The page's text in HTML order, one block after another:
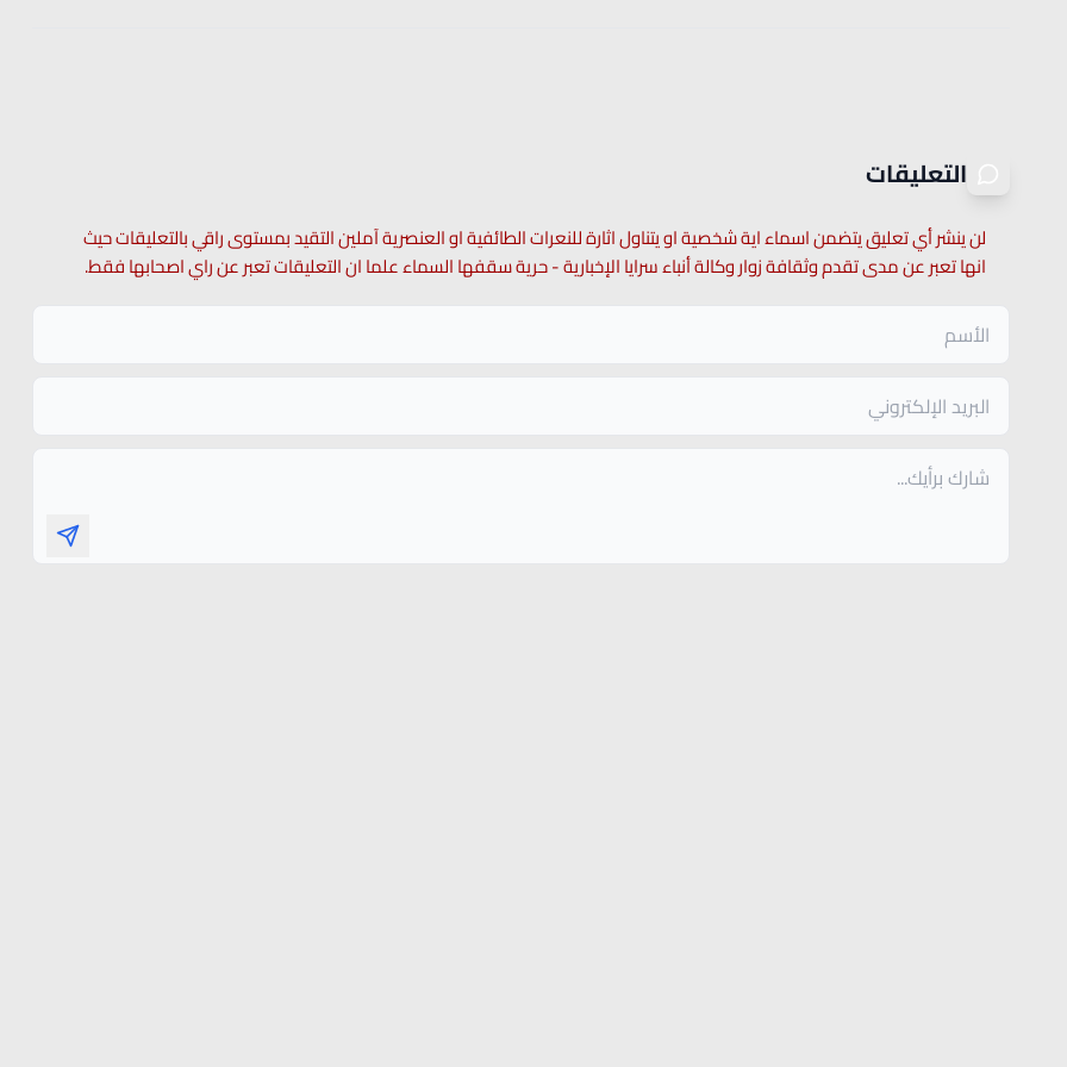
التعليقات
لن ينشر أي تعليق يتضمن اسماء اية شخصية او يتناول اثارة للنعرات الطائفية او العنصرية آملين التقيد بمستوى راقي بالتعليقات حيث
انها تعبر عن مدى تقدم وثقافة زوار وكالة أنباء سرايا الإخبارية - حرية سقفها السماء علما ان التعليقات تعبر عن راي اصحابها فقط.